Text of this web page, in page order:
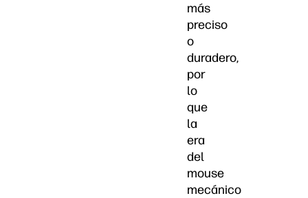
más
preciso
o
duradero,
por
lo
que
la
era
del
mouse
mecánico